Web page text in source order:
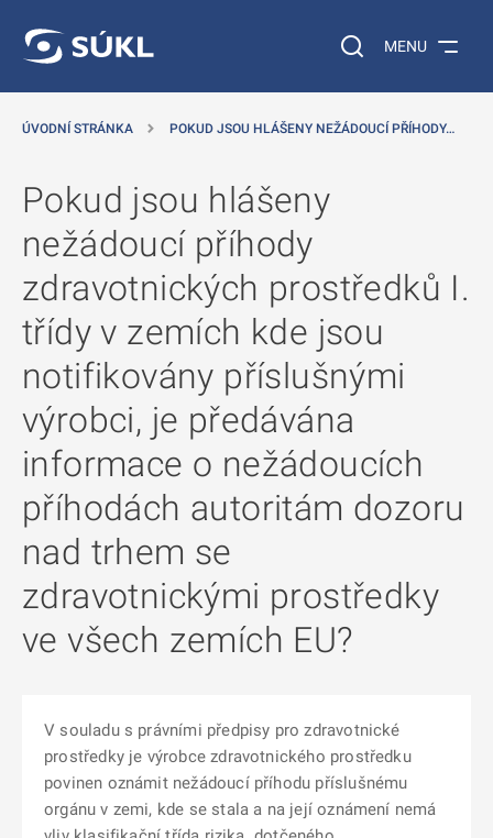
Vyhledávání na
MENU
ÚVODNÍ STRÁNKA POKUD JSOU HLÁŠENY NEŽÁDOUCÍ PŘÍHODY…
Pokud jsou hlášeny
nežádoucí příhody
zdravotnických prostředků I.
třídy v zemích kde jsou
notifikovány příslušnými
výrobci, je předávána
informace o nežádoucích
příhodách autoritám dozoru
nad trhem se
zdravotnickými prostředky
ve všech zemích EU?
V souladu s právními předpisy pro zdravotnické
prostředky je výrobce zdravotnického prostředku
povinen oznámit nežádoucí příhodu příslušnému
orgánu v zemi, kde se stala a na její oznámení nemá